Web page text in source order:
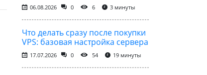
06.08.2026 0 6 3 минуты
Что делать сразу после покупки
VPS: базовая настройка сервера
17.07.2026 0 54 19 минуты